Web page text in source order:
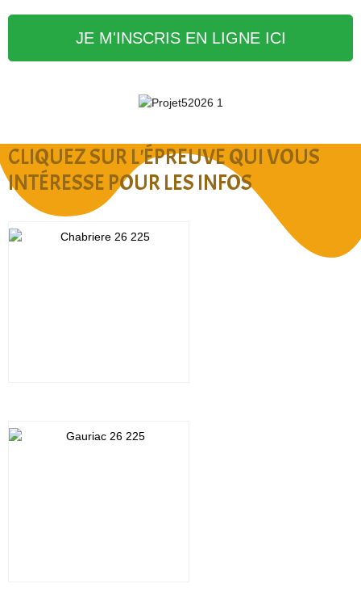
JE M'INSCRIS EN LIGNE ICI
CLIQUEZ SUR L'ÉPREUVE QUI VOUS
INTÉRESSE POUR LES INFOS
Cliquez sur la photo
Cliquez sur la photo